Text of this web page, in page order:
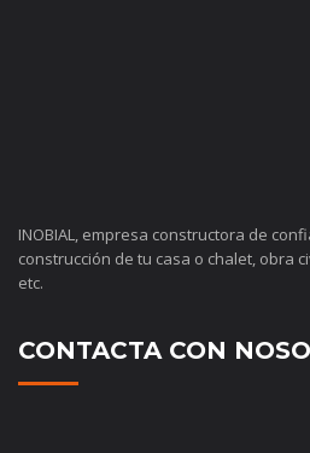
INOBIAL, empresa constructora de
construcción de tu casa o chalet, obra
etc.
CONTACTA CON